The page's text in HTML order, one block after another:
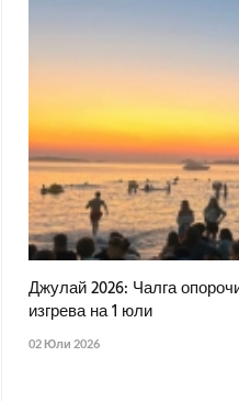
Джулай 2026: Чалга
изгрева на 1 юли
02 Юли 2026